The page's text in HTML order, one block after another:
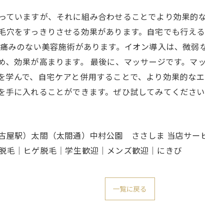
ていますが、それに組み合わせることでより効果的
穴をすっきりさせる効果があります。自宅でも行え
みのない美容施術があります。イオン導入は、微
効果が高まります。 最後に、マッサージです。マ
学んで、自宅ケアと併用することで、より効果的な
に入れることができます。ぜひ試してみてください
駅）太閤（太閤通）中村公園 ささしま 当店サー
毛｜ヒゲ脱毛｜学生歓迎｜メンズ歓迎｜にきび
一覧に戻る